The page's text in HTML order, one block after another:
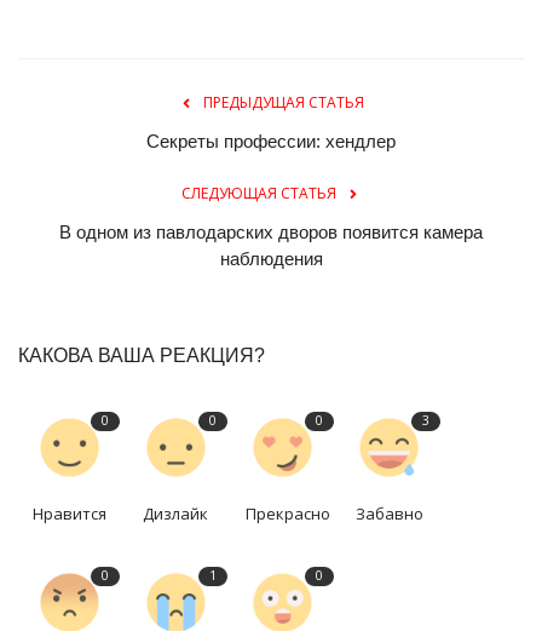
ПРЕДЫДУЩАЯ СТАТЬЯ
Секреты профессии: хендлер
СЛЕДУЮЩАЯ СТАТЬЯ
В одном из павлодарских дворов появится камера
наблюдения
КАКОВА ВАША РЕАКЦИЯ?
0
Нравится
0
Дизлайк
0
Прекрасно
3
Забавно
0 1 0